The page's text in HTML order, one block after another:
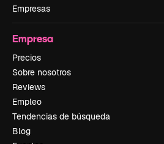
Empresas
Empresa
Precios
Sobre nosotros
Reviews
Empleo
Tendencias de búsqueda
Blog